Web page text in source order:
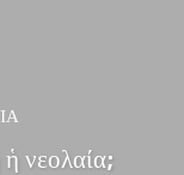
ἡ νεολαία;